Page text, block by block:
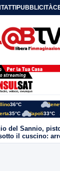
PUBBLICITÀ
36°C
35°C Napoli33°C
del Sannio,
il cuscino: